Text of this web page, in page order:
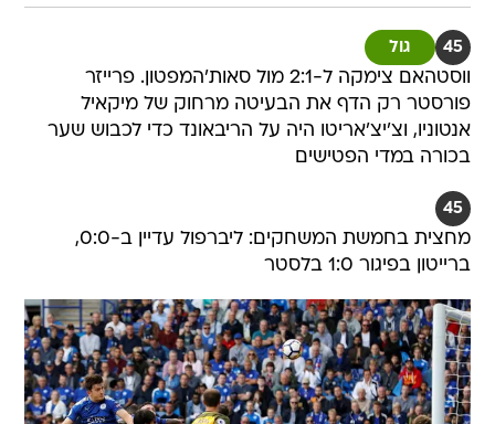
45 גול
ווסטהאם צימקה ל-2:1 מול סאות'המפטון. פרייזר
פורסטר רק הדף את הבעיטה מרחוק של מיקאיל
אנטוניו, וצ'יצ'אריטו היה על הריבאונד כדי לכבוש שער
בכורה במדי הפטישים
45
מחצית בחמשת המשחקים: ליברפול עדיין ב-0:0,
ברייטון בפיגור 1:0 בלסטר